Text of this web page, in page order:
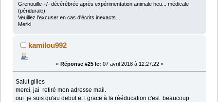
Grenouille +/- décérébrée après expérimentation animale heu... médicale
(péridurale).
Veuillez l'excuser en cas d'écrits inexacts...
Merki.
kamilou992
« Réponse #25 le: 07 avril 2018 à 12:27:22 »
Salut gilles
merci, jai retiré mon adresse mail.
oui je suis qu'au debut et t grace à la rééducation c'est beaucoup